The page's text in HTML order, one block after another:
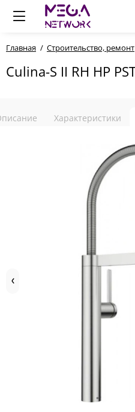
Главная Строительство, ремонт
Culina-S II RH HP
Характеристики